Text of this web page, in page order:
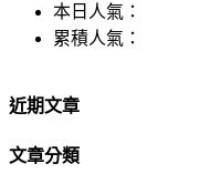
本日人氣：
累積人氣：
近期文章
文章分類